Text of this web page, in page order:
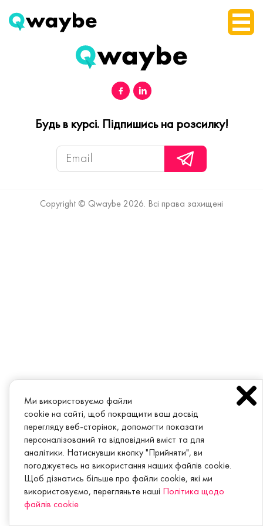
Будь в курсі. Підпишись на розсилку!
Copyright © Qwaybe 2026. Всі права захищені
Ми використовуємо файли
cookie на сайті, щоб покращити ваш досвід
перегляду веб-сторінок, допомогти показати
персоналізований та відповідний вміст та для
аналітики. Натиснувши кнопку "Прийняти", ви
погоджуєтесь на використання наших файлів cookie.
Щоб дізнатись більше про файли cookie, які ми
використовуємо, перегляньте наші Політика щодо
файлів cookie